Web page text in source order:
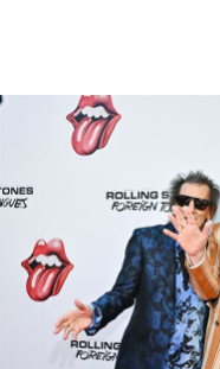
ΚΑΤΗΓΟΡΙΕΣ
Κύπρος
Παιδεία
Υγεία
Πολιτική